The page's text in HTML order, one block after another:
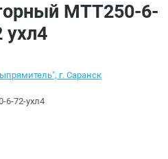
ухл4
г. Саранск
6-72-ухл4